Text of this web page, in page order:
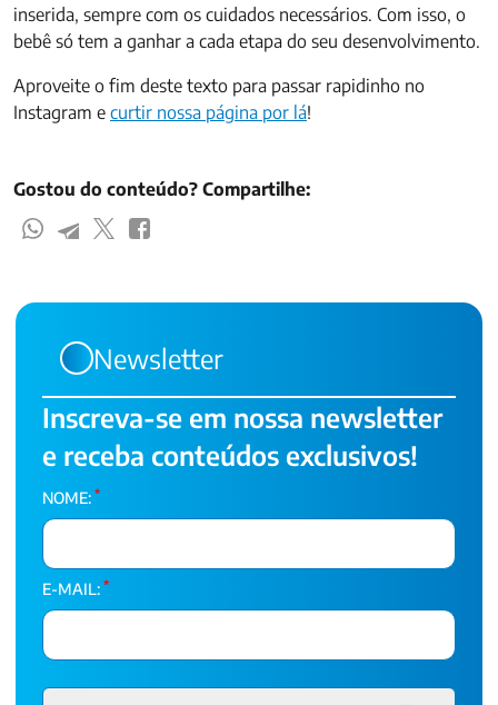
inserida, sempre com os cuidados necessários. Com isso, o
bebê só tem a ganhar a cada etapa do seu desenvolvimento.
Aproveite o fim deste texto para passar rapidinho no
Instagram e curtir nossa página por lá!
Gostou do conteúdo? Compartilhe:
Newsletter
Inscreva-se em nossa newsletter
e receba conteúdos exclusivos!
NOME: *
E-MAIL: *